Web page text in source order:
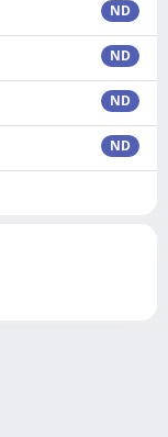
ND
ND
ND
ND